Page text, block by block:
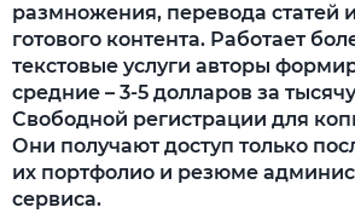
размножения, перевода статей
готового контента. Работает
текстовые услуги авторы
средние – 3-5 долларов за
Свободной регистрации для
Они получают доступ только
их портфолио и резюме
сервиса.